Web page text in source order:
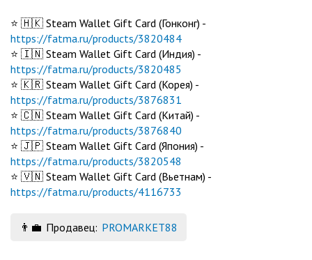
⭐️ 🇭🇰 Steam Wallet Gift Card (Гонконг) -
https://fatma.ru/products/3820484
⭐️ 🇮🇳 Steam Wallet Gift Card (Индия) -
https://fatma.ru/products/3820485
⭐️ 🇰🇷 Steam Wallet Gift Card (Корея) -
https://fatma.ru/products/3876831
⭐️ 🇨🇳 Steam Wallet Gift Card (Китай) -
https://fatma.ru/products/3876840
⭐️ 🇯🇵 Steam Wallet Gift Card (Япония) -
https://fatma.ru/products/3820548
⭐️ 🇻🇳 Steam Wallet Gift Card (Вьетнам) -
https://fatma.ru/products/4116733
👨‍💼 Продавец: PROMARKET88